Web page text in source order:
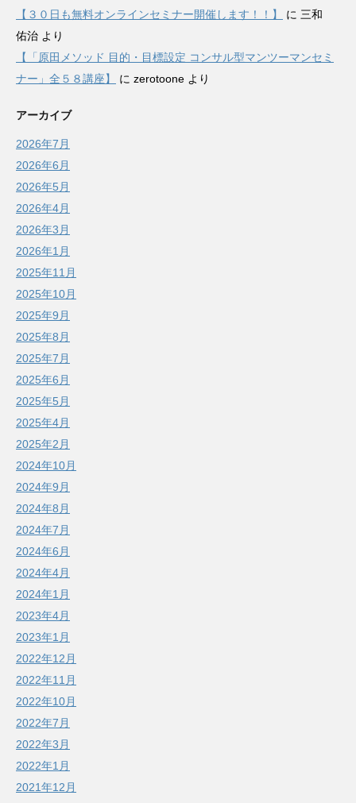
【３０日も無料オンラインセミナー開催します！！】
に 三和
佑治 より
【「原田メソッド 目的・目標設定 コンサル型マンツーマンセミ
ナー」全５８講座】
に zerotoone より
アーカイブ
2026年7月
2026年6月
2026年5月
2026年4月
2026年3月
2026年1月
2025年11月
2025年10月
2025年9月
2025年8月
2025年7月
2025年6月
2025年5月
2025年4月
2025年2月
2024年10月
2024年9月
2024年8月
2024年7月
2024年6月
2024年4月
2024年1月
2023年4月
2023年1月
2022年12月
2022年11月
2022年10月
2022年7月
2022年3月
2022年1月
2021年12月